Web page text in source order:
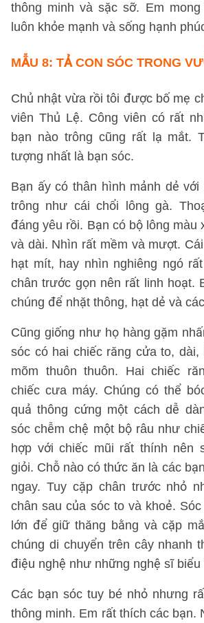
thông minh và sặc sỡ. Em
luôn khỏe mạnh và sống hạnh
MẪU 8: TẢ CON SÓC TRONG
Chủ nhật vừa rồi tôi được bố mẹ
viên Thủ Lệ. Công viên có rất
bạn nào trông cũng rất lạ mắt.
tượng nhất là bạn sóc.
Bạn ấy có thân hình mảnh dẻ
trông như cái chổi lông gà.
đáng yêu rồi. Bạn có bộ lông màu
và dài. Nhìn rất mềm và mượt.
hạt mít, hay nhìn nghiêng ngó
chân trước gọn nên rất linh hoạt.
chúng để nhặt thông, hạt dẻ và
Cũng giống như họ hàng gặm
sóc có hai chiếc răng cửa to, dài,
mõm thuôn thuôn. Hai chiếc
chiếc cưa máy. Chúng có thể
quả thông cứng một cách dễ
sóc chễm chệ một bộ râu như
hợp với chiếc mũi rất thính nên
giỏi. Chỗ nào có thức ăn là các
ngay. Tuy cặp chân trước nhỏ
chân sau của sóc to và khoẻ.
lớn để giữ thăng bằng và cặp
chúng di chuyển trên cây nhanh
điệu nghệ như những nghệ sĩ biểu
Các bạn sóc tuy bé nhỏ nhưng
thông minh. Em rất thích các bạn.